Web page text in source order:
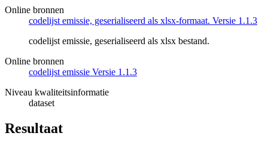
Online bronnen
codelijst emissie, geserialiseerd als xlsx-formaat. Versie 1.1.3
codelijst emissie, geserialiseerd als xlsx bestand.
Online bronnen
codelijst emissie Versie 1.1.3
Niveau kwaliteitsinformatie
dataset
Resultaat